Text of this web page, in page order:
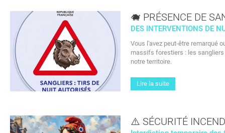
NEWS
🎶
à Foug
VENEZ CÉLÉBRER
CONVIVIALITÉ !
🐗 PRÉSENCE DE
DES INTERVENTIONS DE
Vous l'avez peut-être remarqué
massifs forestiers : les
notre territoire.
Lire la suite
⚠️ SÉCURITÉ